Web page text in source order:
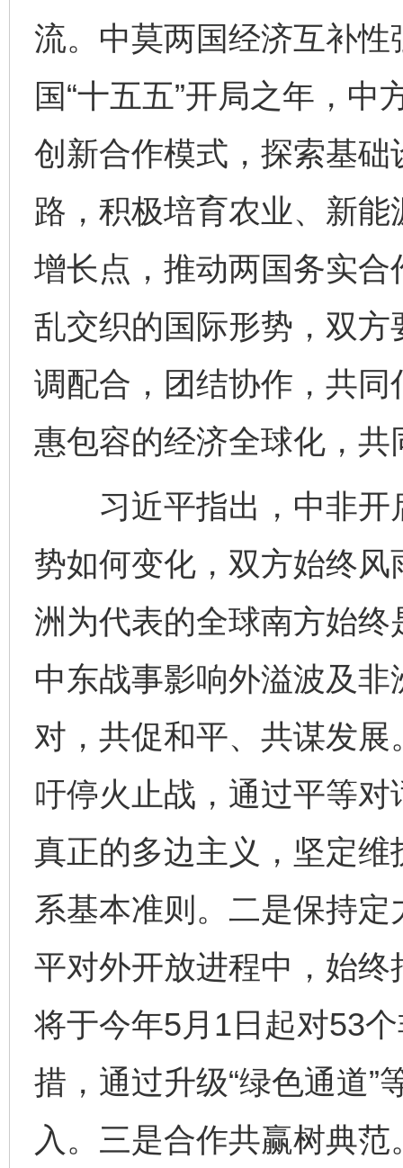
流。中莫两国经济互补
国“十五五”开局之年，
创新合作模式，探索基
路，积极培育农业、新
增长点，推动两国务实
乱交织的国际形势，双
调配合，团结协作，共
惠包容的经济全球化，
习近平指出，中非开
势如何变化，双方始终
洲为代表的全球南方始
中东战事影响外溢波及
对，共促和平、共谋发
吁停火止战，通过平等
真正的多边主义，坚定
系基本准则。二是保持
平对外开放进程中，始
将于今年5月1日起对53
措，通过升级“绿色通道”
入。三是合作共赢树典